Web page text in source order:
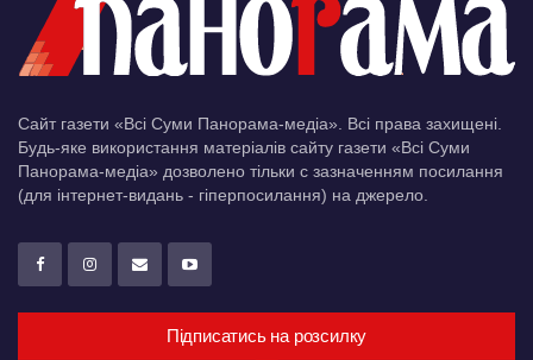
Сайт газети «Всі Суми Панорама-медіа». Всі права захищені.
Будь-яке використання матеріалів сайту газети «Всі Суми
Панорама-медіа» дозволено тільки c зазначенням посилання
(для інтернет-видань - гіперпосилання) на джерело.
Підписатись на розсилку